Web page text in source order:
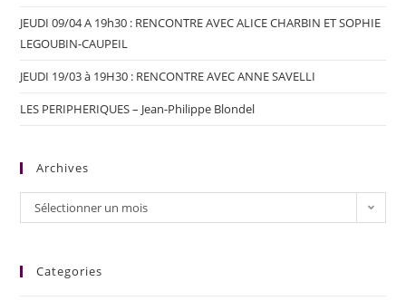
JEUDI 09/04 A 19h30 : RENCONTRE AVEC ALICE CHARBIN ET SOPHIE
LEGOUBIN-CAUPEIL
JEUDI 19/03 à 19H30 : RENCONTRE AVEC ANNE SAVELLI
LES PERIPHERIQUES – Jean-Philippe Blondel
Archives
Sélectionner un mois
Categories